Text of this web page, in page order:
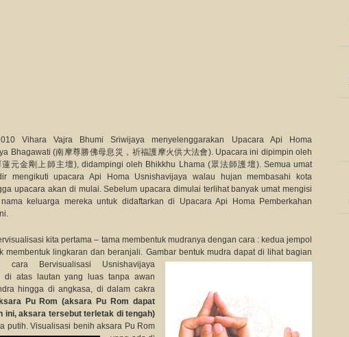
Vihara Vajra Bhumi Sriwijaya menyelenggarakan Upacara Api Homa
Bhagawati (南摩尊勝佛母息災，祈福護摩火供大法會). Upacara ini dipimpin oleh
蓮元金剛上師主壇), didampingi oleh Bhikkhu Lhama (眾法師護壇). Semua umat
mengikuti upacara Api Homa Usnishavijaya walau hujan membasahi kota
upacara akan di mulai. Sebelum upacara dimulai terlihat banyak umat mengisi
keluarga mereka untuk didaftarkan di Upacara Api Homa Pemberkahan
kita pertama – tama membentuk mudranya dengan cara : kedua jempol
membentuk lingkaran dan beranjali. Gambar bentuk mudra dapat di lihat bagian
cara Bervisualisasi Usnishavijaya
di atas lautan yang luas tanpa awan
hingga di angkasa, di dalam cakra
Pu Rom (aksara Pu Rom dapat
ini, aksara tersebut terletak di tengah)
putih. Visualisasi benih aksara Pu Rom